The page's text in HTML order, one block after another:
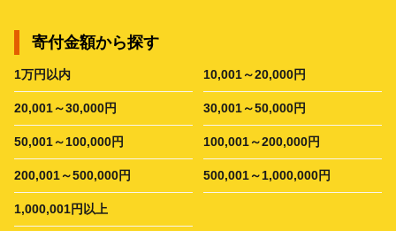
寄付金額から探す
1万円以内 10,001～20,000円
20,001～30,000円 30,001～50,000円
50,001～100,000円 100,001～200,000円
200,001～500,000円 500,001～1,000,000円
1,000,001円以上